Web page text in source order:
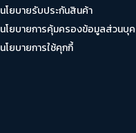
นโยบายรับประกันสินค้า
นโยบายการคุ้มครองข้อมูลส่วนบุ
นโยบายการใช้คุกกี้